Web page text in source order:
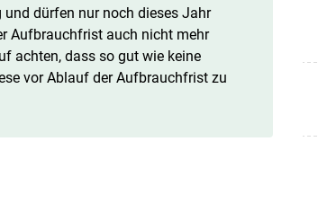
dürfen nur noch dieses Jahr
Aufbrauchfrist auch nicht mehr
achten, dass so gut wie keine
vor Ablauf der Aufbrauchfrist zu